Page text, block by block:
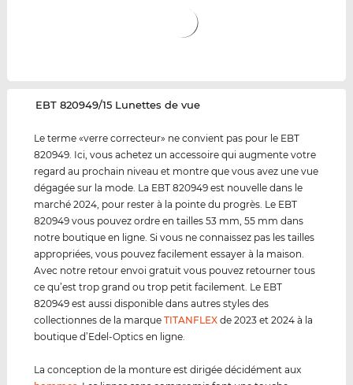
‌EBT 820949/15 Lunettes de vue
Le terme «verre correcteur» ne convient pas pour le EBT
820949. Ici, vous achetez un accessoire qui augmente votre
regard au prochain niveau et montre que vous avez une vue
dégagée sur la mode. La EBT 820949 est nouvelle dans le
marché 2024, pour rester à la pointe du progrès. Le EBT
820949 vous pouvez ordre en tailles 53 mm, 55 mm dans
notre boutique en ligne. Si vous ne connaissez pas les tailles
appropriées, vous pouvez facilement essayer à la maison.
Avec notre retour envoi gratuit vous pouvez retourner tous
ce qu’est trop grand ou trop petit facilement. Le EBT
820949 est aussi disponible dans autres styles des
collectionnes de la marqueTITANFLEX de 2023 et 2024 à la
boutique d’Edel-Optics en ligne.
La conception de la monture est dirigée décidément aux